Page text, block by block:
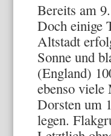
Bereits am
Doch einige
Altstadt
Sonne und
(England)
ebenso
Dorsten um
legen.